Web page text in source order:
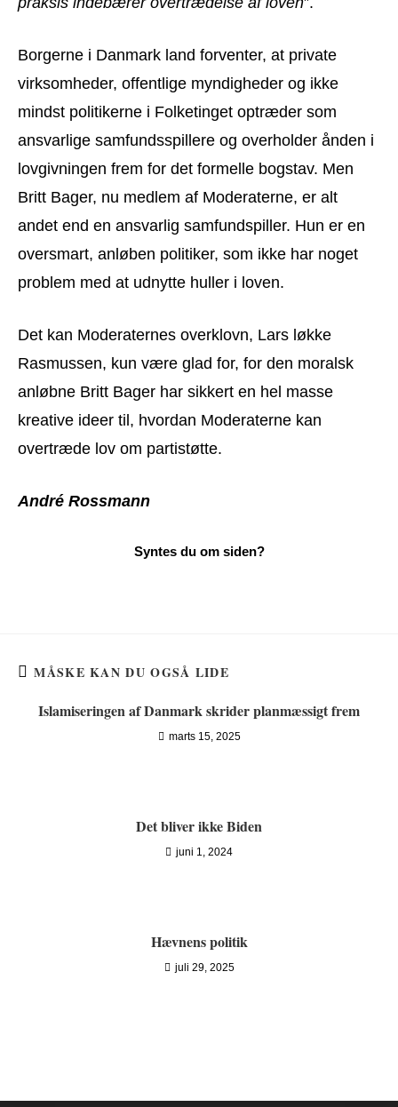
Borgerne i Danmark land forventer, at private
virksomheder, offentlige myndigheder og ikke
mindst politikerne i Folketinget optræder som
ansvarlige samfundsspillere og overholder ånden i
lovgivningen frem for det formelle bogstav. Men
Britt Bager, nu medlem af Moderaterne, er alt
andet end en ansvarlig samfundspiller. Hun er en
oversmart, anløben politiker, som ikke har noget
problem med at udnytte huller i loven.
Det kan Moderaternes overklovn, Lars løkke
Rasmussen, kun være glad for, for den moralsk
anløbne Britt Bager har sikkert en hel masse
kreative ideer til, hvordan Moderaterne kan
overtræde lov om partistøtte.
André Rossmann
MÅSKE KAN DU OGSÅ LIDE
Islamiseringen af Danmark skrider planmæssigt frem
marts 15, 2025
Det bliver ikke Biden
juni 1, 2024
Hævnens politik
juli 29, 2025